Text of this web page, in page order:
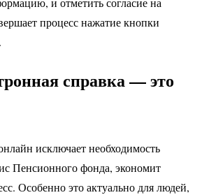
процесс нажатие кнопки
справка — это
исключает необходимость
Пенсионного фонда, экономит
Особенно это актуально для людей,